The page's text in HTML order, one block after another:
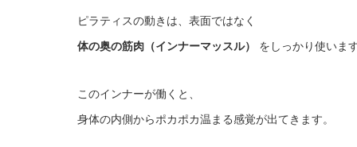
ピラティスの動きは、表面ではなく
体の奥の筋肉（インナーマッスル）
をしっかり使います
このインナーが働くと、
身体の内側からポカポカ温まる感覚が出てきます。